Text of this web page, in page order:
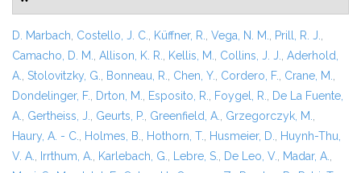
D. Marbach, Costello, J. C., Küffner, R., Vega, N. M., Prill, R. J.,
Camacho, D. M., Allison, K. R., Kellis, M., Collins, J. J., Aderhold,
A., Stolovitzky, G., Bonneau, R., Chen, Y., Cordero, F., Crane, M.,
Dondelinger, F., Drton, M., Esposito, R., Foygel, R., De La Fuente,
A., Gertheiss, J., Geurts, P., Greenfield, A., Grzegorczyk, M.,
Haury, A. - C., Holmes, B., Hothorn, T., Husmeier, D., Huynh-Thu,
V. A., Irrthum, A., Karlebach, G., Lebre, S., De Leo, V., Madar, A.,